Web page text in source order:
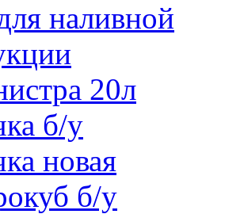
наливной
20л
б/у
новая
б/у